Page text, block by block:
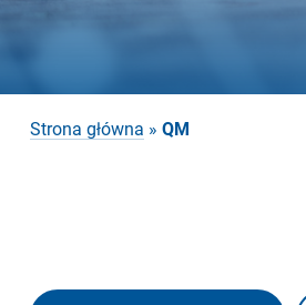
Strona główna » QM